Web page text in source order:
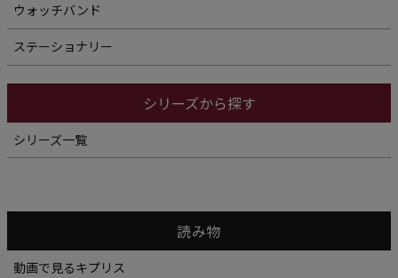
ウォッチバンド
ステーショナリー
シリーズから探す
シリーズ一覧
読み物
動画で見るキプリス